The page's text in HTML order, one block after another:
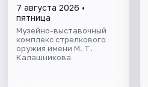
7 августа 2026 •
пятница
Музейно-выставочный
комплекс стрелкового
оружия имени М. Т.
Калашникова